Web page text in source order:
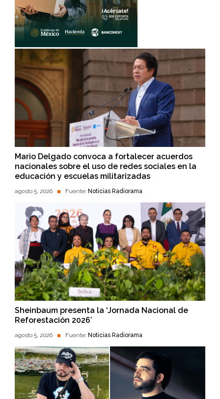
Mario Delgado convoca a fortalecer acuerdos
nacionales sobre el uso de redes sociales en la
educación y escuelas militarizadas
agosto 5, 2026 Fuente: Noticias Radiorama
Sheinbaum presenta la ‘Jornada Nacional de
Reforestación 2026’
agosto 5, 2026 Fuente: Noticias Radiorama